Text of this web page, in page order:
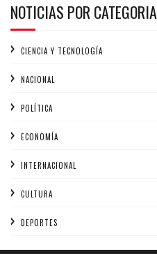
NOTICIAS POR CATEGORIA
CIENCIA Y TECNOLOGÍA
NACIONAL
POLÍTICA
ECONOMÍA
INTERNACIONAL
CULTURA
DEPORTES